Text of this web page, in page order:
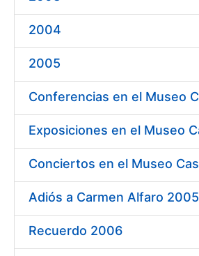
Show/Hide
2004
2005
Adiós a Carmen Alfaro 2005
Recuerdo 2006